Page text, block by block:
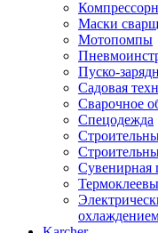
Маски
Мотопомпы
Пуско-
Садовая
Сварочное
Спецодежда
Сувенирная